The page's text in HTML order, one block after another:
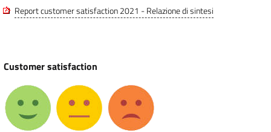
Report customer satisfaction 2021 - Relazione di sintesi
Customer satisfaction